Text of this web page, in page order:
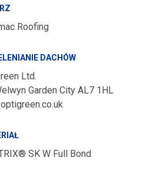
Roofing
DACHÓW
Ltd.
Garden City AL7 1HL
SK W Full Bond